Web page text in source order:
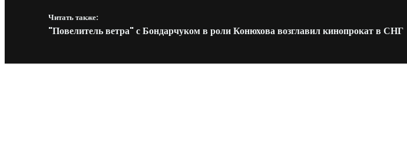
Читать также:
"Повелитель ветра" с Бондарчуком в роли Конюхова возглавил кинопрокат в СНГ